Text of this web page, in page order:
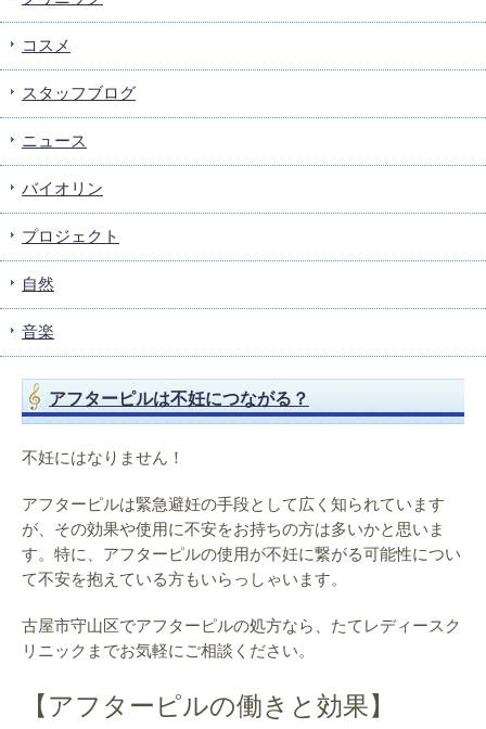
コスメ
スタッフブログ
ニュース
バイオリン
プロジェクト
自然
音楽
アフターピルは不妊につながる？
不妊にはなりません！
アフターピルは緊急避妊の手段として広く知られています
が、その効果や使用に不安をお持ちの方は多いかと思いま
す。特に、アフターピルの使用が不妊に繋がる可能性につい
て不安を抱えている方もいらっしゃいます。
古屋市守山区でアフターピルの処方なら、たてレディースク
リニックまでお気軽にご相談ください。
【アフターピルの働きと効果】